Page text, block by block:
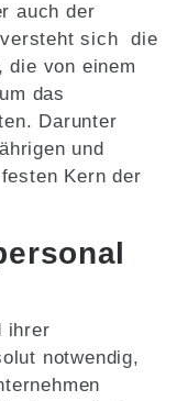
auch der
versteht sich die
die von einem
das
Darunter
und
Kern der
ihrer
notwendig,